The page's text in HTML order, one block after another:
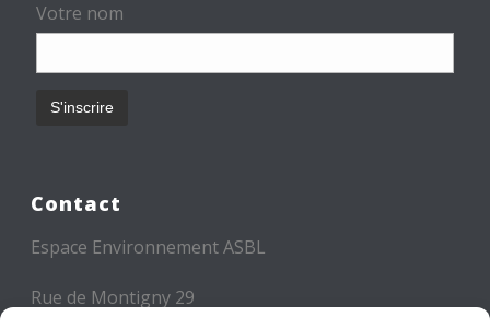
Votre nom
Contact
Espace Environnement ASBL
Rue de Montigny 29